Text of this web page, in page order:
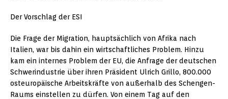
Der Vorschlag der ESI
Die Frage der Migration, hauptsächlich von Afrika nach
Italien, war bis dahin ein wirtschaftliches Problem. Hinzu
kam ein internes Problem der EU, die Anfrage der deutschen
Schwerindustrie über ihren Präsident Ulrich Grillo, 800.000
osteuropäische Arbeitskräfte von außerhalb des Schengen-
Raums einstellen zu dürfen. Von einem Tag auf den